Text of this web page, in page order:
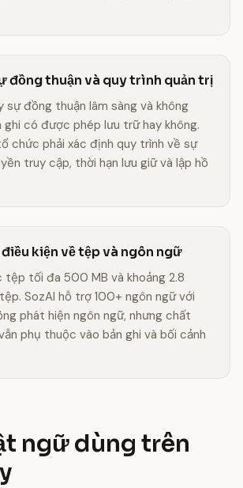
đồng thuận và quy trình quản trị
sự đồng thuận lâm sàng và không
có được phép lưu trữ hay không.
chức phải xác định quy trình về sự
truy cập, thời hạn lưu giữ và lập hồ
kiện về tệp và ngôn ngữ
tệp tối đa 500 MB và khoảng 2.8
SozAI hỗ trợ 100+ ngôn ngữ với
phát hiện ngôn ngữ, nhưng chất
phụ thuộc vào bản ghi và bối cảnh
ngữ dùng trên